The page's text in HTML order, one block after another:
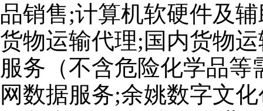
品销售;计算机软硬件及
货物运输代理;国内货物
服务（不含危险化学品
网数据服务;余姚数字文